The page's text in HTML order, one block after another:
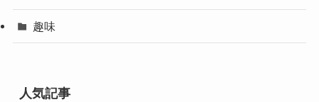
趣味
人気記事